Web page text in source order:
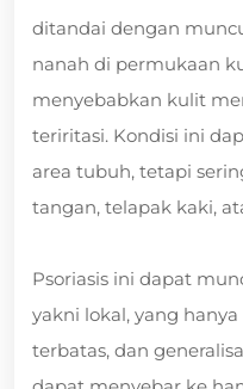
ditandai dengan
nanah di permukaan
menyebabkan kulit
teriritasi. Kondisi ini
area tubuh, tetapi
tangan, telapak kaki,
Psoriasis ini dapat
yakni lokal, yang
terbatas, dan